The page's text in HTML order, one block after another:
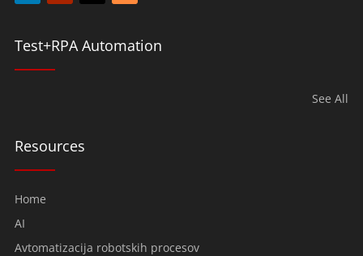
Test+RPA Automation
See All
Resources
Home
AI
Avtomatizacija robotskih procesov